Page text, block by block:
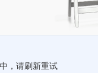
，请刷新重试